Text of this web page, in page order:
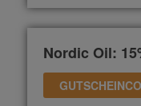
Nordic Oil: